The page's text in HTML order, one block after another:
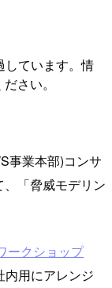
しています。情
さい。
事業本部)コンサ
「脅威モデリン
ークショップ
内用にアレンジ